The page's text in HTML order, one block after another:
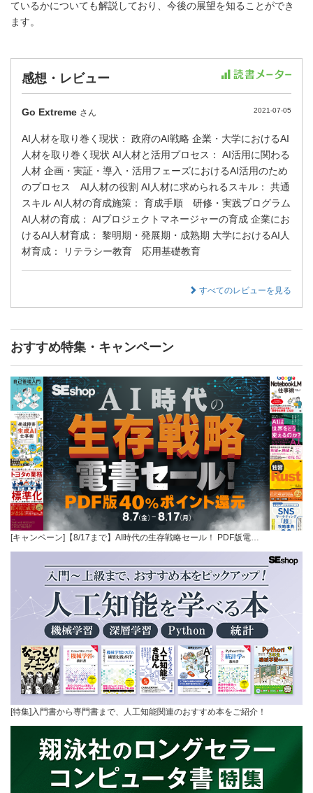
ているかについても解説しており、今後の展望を知ることができ
ます。
感想・レビュー
Go Extreme さん 2021-07-05
AI人材を取り巻く現状： 政府のAI戦略 企業・大学におけるAI
人材を取り巻く現状 AI人材と活用プロセス： AI活用に関わる
人材 企画・実証・導入・活用フェーズにおけるAI活用のため
のプロセス AI人材の役割 AI人材に求められるスキル： 共通
スキル AI人材の育成施策： 育成手順 研修・実践プログラム
AI人材の育成： AIプロジェクトマネージャーの育成 企業にお
けるAI人材育成： 黎明期・発展期・成熟期 大学におけるAI人
材育成： リテラシー教育 応用基礎教育
すべてのレビューを見る
おすすめ特集・キャンペーン
[キャンペーン]【8/17まで】AI時代の生存戦略セール！ PDF版電…
[特集]入門書から専門書まで、人工知能関連のおすすめ本をご紹介！